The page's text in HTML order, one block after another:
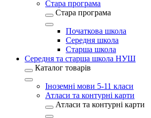
Стара програма
Стара програма
Початкова школа
Середня школа
Старша школа
Середня та старша школа НУШ
Каталог товарів
Іноземні мови 5-11 класи
Атласи та контурні карти
Атласи та контурні карти